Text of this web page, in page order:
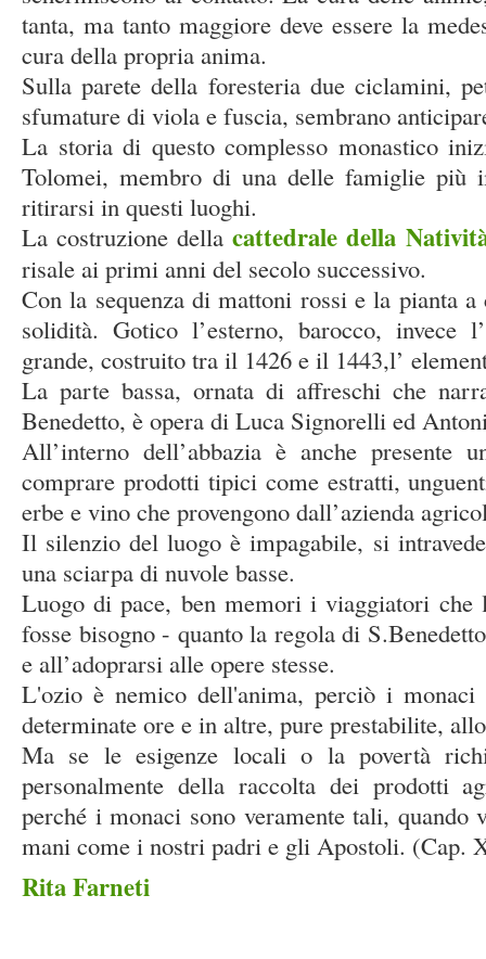
tanta, ma tanto maggiore deve essere la
cura della propria anima.
Sulla parete della foresteria due ciclamini,
sfumature di viola e fuscia, sembrano
La storia di questo complesso monastico
Tolomei, membro di una delle famiglie più
ritirarsi in questi luoghi.
La costruzione dellacattedrale della
risale ai primi anni del secolo successivo.
Con la sequenza di mattoni rossi e la pianta
solidità. Gotico l’esterno, barocco, invece
grande, costruito tra il 1426 e il 1443,l’
La parte bassa, ornata di affreschi che
Benedetto, è opera di Luca Signorelli ed
All’interno dell’abbazia è anche presente
comprare prodotti tipici come estratti,
erbe e vino che provengono dall’azienda
Il silenzio del luogo è impagabile, si
una sciarpa di nuvole basse.
Luogo di pace, ben memori i viaggiatori che
fosse bisogno - quanto la regola di
e all’adoprarsi alle opere stesse.
L'ozio è nemico dell'anima, perciò i monaci
determinate ore e in altre, pure prestabilite,
Ma se le esigenze locali o la povertà
personalmente della raccolta dei prodotti
perché i monaci sono veramente tali,
mani come i nostri padri e gli Apostoli.
Rita Farneti